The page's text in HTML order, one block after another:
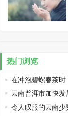
热门浏览
在冲泡碧螺春茶时
浑浊不清澈？
云南普洱市加快发
令人叹服的云南少